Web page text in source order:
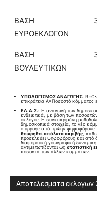
ΒΑΣΗ
ΕΥΡΩΕΚΛΟΓΩΝ
ΒΑΣΗ
ΒΟΥΛΕΥΤΙΚΩΝ
ΥΠΟΛΟΓΙΣΜΟΣ ΑΝΑΓΩΓΗΣ:
επικράτεια A=Ποσοστό κόμματος
ΕΛ.Α.Σ.: Η αναγωγή των
ενδεικτικά, με βάση των
εκλογές. Η συγκεκριμένη
δημοσκοπικά στοιχεία, το νέο
επιρροής από πρώην ψηφοφόρους
θεωρηθεί απόλυτα ακριβής ,
προσελκύει ψηφοφόρους και από
διαφορετική γεωγραφική
αντιμετωπίζονται ωςστατιστική
ποσοστά των άλλων κομμάτων.
Αποτελεσματα εκλογων